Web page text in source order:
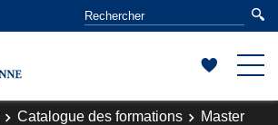
Catalogue des formations
Master